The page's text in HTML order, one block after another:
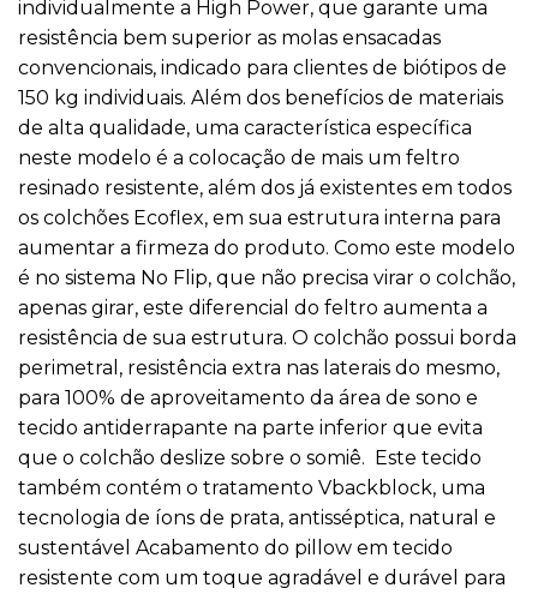
individualmente a High Power, que garante uma
resistência bem superior as molas ensacadas
convencionais, indicado para clientes de biótipos de
150 kg individuais. Além dos benefícios de materiais
de alta qualidade, uma característica específica
neste modelo é a colocação de mais um feltro
resinado resistente, além dos já existentes em todos
os colchões Ecoflex, em sua estrutura interna para
aumentar a firmeza do produto. Como este modelo
é no sistema No Flip, que não precisa virar o colchão,
apenas girar, este diferencial do feltro aumenta a
resistência de sua estrutura. O colchão possui borda
perimetral, resistência extra nas laterais do mesmo,
para 100% de aproveitamento da área de sono e
tecido antiderrapante na parte inferior que evita
que o colchão deslize sobre o somiê. Este tecido
também contém o tratamento Vbackblock, uma
tecnologia de íons de prata, antisséptica, natural e
sustentável Acabamento do pillow em tecido
resistente com um toque agradável e durável para